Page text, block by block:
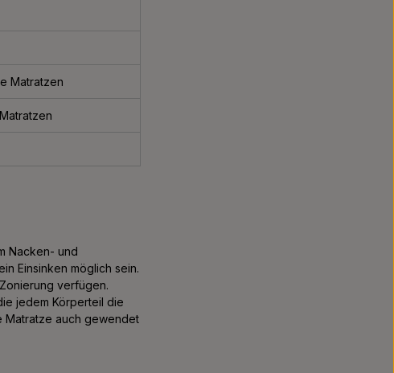
Matratzen
Nacken- und
Einsinken möglich sein.
verfügen.
jedem Körperteil die
Matratze auch gewendet